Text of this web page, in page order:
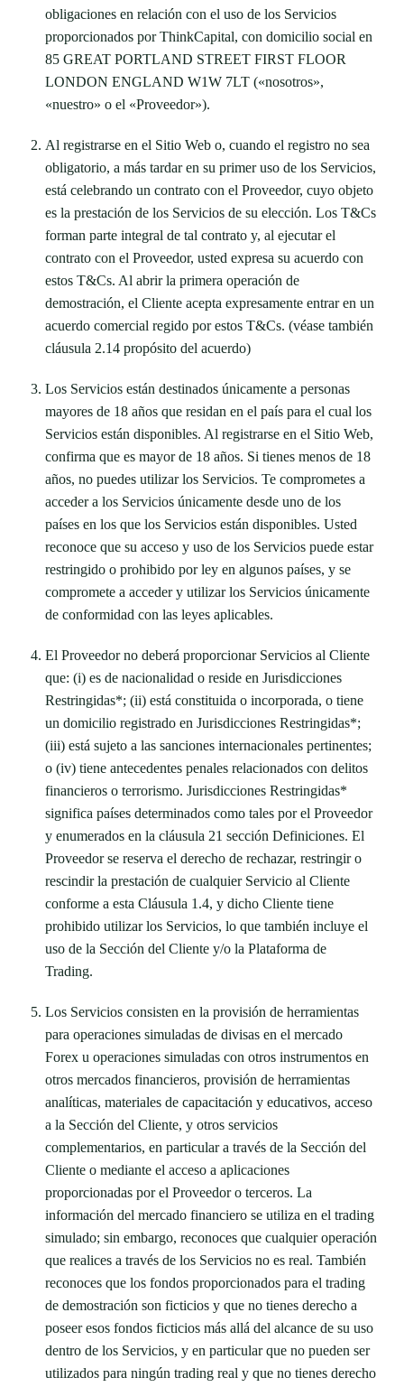
obligaciones en relación con el uso de los Servicios
proporcionados por ThinkCapital, con domicilio social en
85 GREAT PORTLAND STREET FIRST FLOOR
LONDON ENGLAND W1W 7LT («nosotros»,
«nuestro» o el «Proveedor»).
Al registrarse en el Sitio Web o, cuando el registro no sea
obligatorio, a más tardar en su primer uso de los Servicios,
está celebrando un contrato con el Proveedor, cuyo objeto
es la prestación de los Servicios de su elección. Los T&Cs
forman parte integral de tal contrato y, al ejecutar el
contrato con el Proveedor, usted expresa su acuerdo con
estos T&Cs. Al abrir la primera operación de
demostración, el Cliente acepta expresamente entrar en un
acuerdo comercial regido por estos T&Cs. (véase también
cláusula 2.14 propósito del acuerdo)
Los Servicios están destinados únicamente a personas
mayores de 18 años que residan en el país para el cual los
Servicios están disponibles. Al registrarse en el Sitio Web,
confirma que es mayor de 18 años. Si tienes menos de 18
años, no puedes utilizar los Servicios. Te comprometes a
acceder a los Servicios únicamente desde uno de los
países en los que los Servicios están disponibles. Usted
reconoce que su acceso y uso de los Servicios puede estar
restringido o prohibido por ley en algunos países, y se
compromete a acceder y utilizar los Servicios únicamente
de conformidad con las leyes aplicables.
El Proveedor no deberá proporcionar Servicios al Cliente
que: (i) es de nacionalidad o reside en Jurisdicciones
Restringidas*; (ii) está constituida o incorporada, o tiene
un domicilio registrado en Jurisdicciones Restringidas*;
(iii) está sujeto a las sanciones internacionales pertinentes;
o (iv) tiene antecedentes penales relacionados con delitos
financieros o terrorismo. Jurisdicciones Restringidas*
significa países determinados como tales por el Proveedor
y enumerados en la cláusula 21 sección Definiciones. El
Proveedor se reserva el derecho de rechazar, restringir o
rescindir la prestación de cualquier Servicio al Cliente
conforme a esta Cláusula 1.4, y dicho Cliente tiene
prohibido utilizar los Servicios, lo que también incluye el
uso de la Sección del Cliente y/o la Plataforma de
Trading.
Los Servicios consisten en la provisión de herramientas
para operaciones simuladas de divisas en el mercado
Forex u operaciones simuladas con otros instrumentos en
otros mercados financieros, provisión de herramientas
analíticas, materiales de capacitación y educativos, acceso
a la Sección del Cliente, y otros servicios
complementarios, en particular a través de la Sección del
Cliente o mediante el acceso a aplicaciones
proporcionadas por el Proveedor o terceros. La
información del mercado financiero se utiliza en el trading
simulado; sin embargo, reconoces que cualquier operación
que realices a través de los Servicios no es real. También
reconoces que los fondos proporcionados para el trading
de demostración son ficticios y que no tienes derecho a
poseer esos fondos ficticios más allá del alcance de su uso
dentro de los Servicios, y en particular que no pueden ser
utilizados para ningún trading real y que no tienes derecho